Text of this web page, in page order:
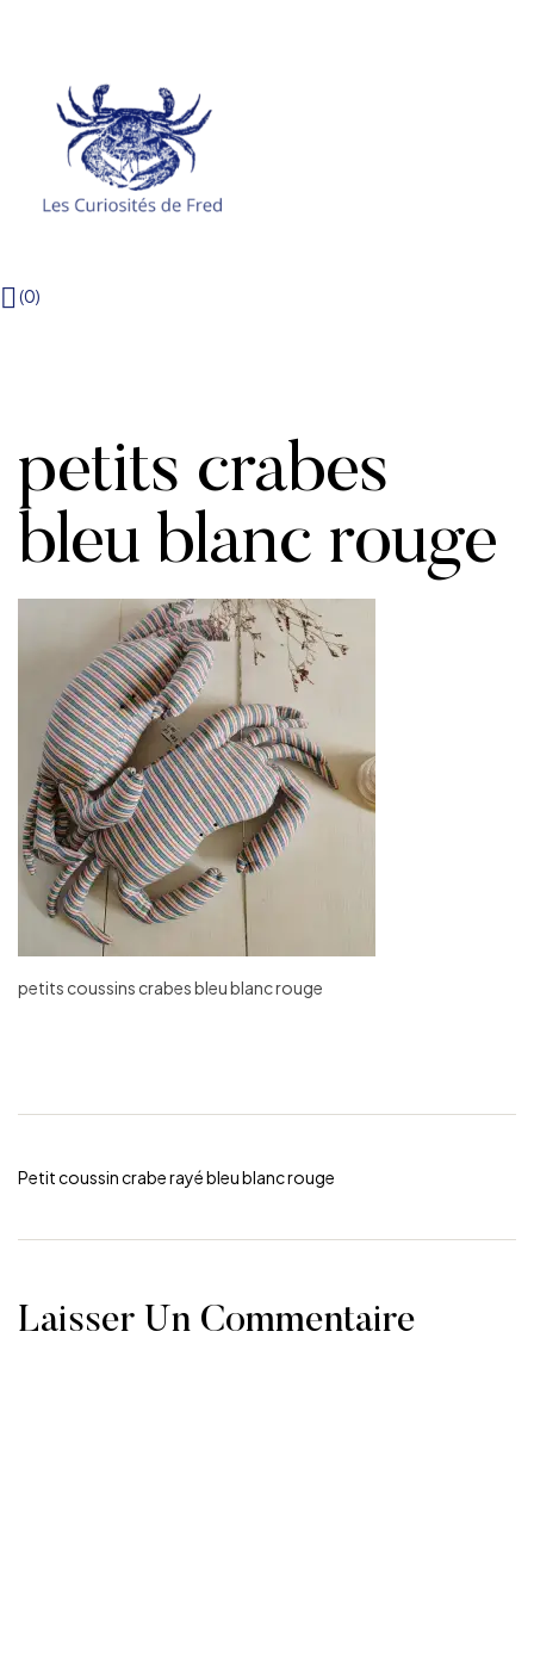
(0)
petits crabes
bleu blanc rouge
petits coussins crabes bleu blanc rouge
Navigation
de
l’article
Petit coussin crabe rayé bleu blanc rouge
Laisser Un Commentaire